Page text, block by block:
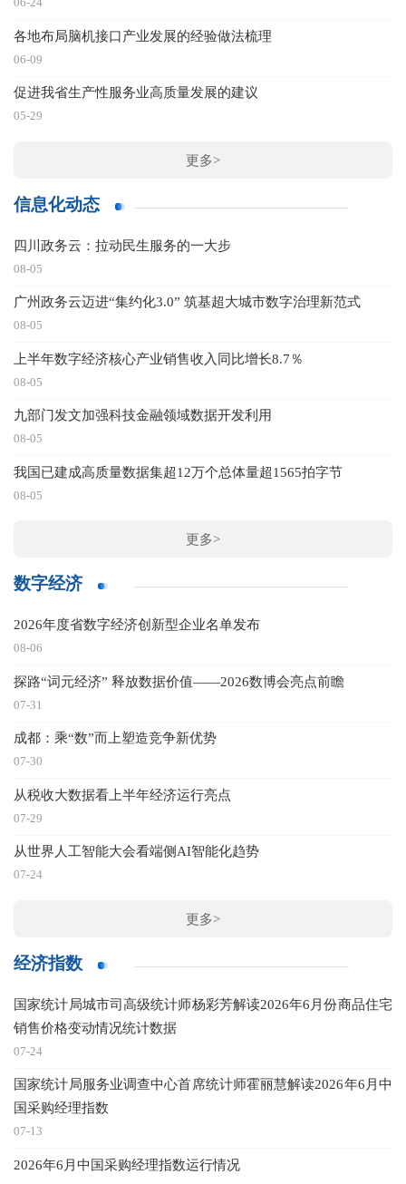
各地布局脑机接口产业发展的经验做法梳理
06-09
促进我省生产性服务业高质量发展的建议
05-29
更多>
信息化动态
四川政务云：拉动民生服务的一大步
08-05
广州政务云迈进“集约化3.0” 筑基超大城市数字治理新范式
08-05
上半年数字经济核心产业销售收入同比增长8.7％
08-05
九部门发文加强科技金融领域数据开发利用
08-05
我国已建成高质量数据集超12万个总体量超1565拍字节
08-05
更多>
数字经济
2026年度省数字经济创新型企业名单发布
08-06
探路“词元经济” 释放数据价值——2026数博会亮点前瞻
07-31
成都：乘“数”而上塑造竞争新优势
07-30
从税收大数据看上半年经济运行亮点
07-29
从世界人工智能大会看端侧AI智能化趋势
07-24
更多>
经济指数
国家统计局城市司高级统计师杨彩芳解读2026年6月份商品住宅
销售价格变动情况统计数据
07-24
国家统计局服务业调查中心首席统计师霍丽慧解读2026年6月中
国采购经理指数
07-13
2026年6月中国采购经理指数运行情况